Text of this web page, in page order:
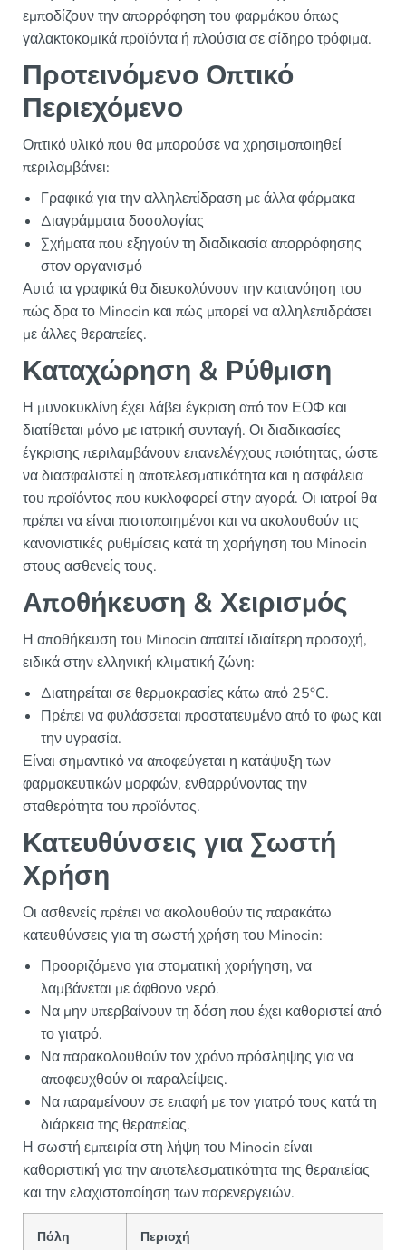
εμποδίζουν την απορρόφηση του φαρμάκου όπως
γαλακτοκομικά προϊόντα ή πλούσια σε σίδηρο τρόφιμα.
Προτεινόμενο Οπτικό
Περιεχόμενο
Οπτικό υλικό που θα μπορούσε να χρησιμοποιηθεί
περιλαμβάνει:
Γραφικά για την αλληλεπίδραση με άλλα φάρμακα
Διαγράμματα δοσολογίας
Σχήματα που εξηγούν τη διαδικασία απορρόφησης
στον οργανισμό
Αυτά τα γραφικά θα διευκολύνουν την κατανόηση του
πώς δρα το Minocin και πώς μπορεί να αλληλεπιδράσει
με άλλες θεραπείες.
Καταχώρηση & Ρύθμιση
Η μυνοκυκλίνη έχει λάβει έγκριση από τον ΕΟΦ και
διατίθεται μόνο με ιατρική συνταγή. Οι διαδικασίες
έγκρισης περιλαμβάνουν επανελέγχους ποιότητας, ώστε
να διασφαλιστεί η αποτελεσματικότητα και η ασφάλεια
του προϊόντος που κυκλοφορεί στην αγορά. Οι ιατροί θα
πρέπει να είναι πιστοποιημένοι και να ακολουθούν τις
κανονιστικές ρυθμίσεις κατά τη χορήγηση του Minocin
στους ασθενείς τους.
Αποθήκευση & Χειρισμός
Η αποθήκευση του Minocin απαιτεί ιδιαίτερη προσοχή,
ειδικά στην ελληνική κλιματική ζώνη:
Διατηρείται σε θερμοκρασίες κάτω από 25°C.
Πρέπει να φυλάσσεται προστατευμένο από το φως και
την υγρασία.
Είναι σημαντικό να αποφεύγεται η κατάψυξη των
φαρμακευτικών μορφών, ενθαρρύνοντας την
σταθερότητα του προϊόντος.
Κατευθύνσεις για Σωστή
Χρήση
Οι ασθενείς πρέπει να ακολουθούν τις παρακάτω
κατευθύνσεις για τη σωστή χρήση του Minocin:
Προοριζόμενο για στοματική χορήγηση, να
λαμβάνεται με άφθονο νερό.
Να μην υπερβαίνουν τη δόση που έχει καθοριστεί από
το γιατρό.
Να παρακολουθούν τον χρόνο πρόσληψης για να
αποφευχθούν οι παραλείψεις.
Να παραμείνουν σε επαφή με τον γιατρό τους κατά τη
διάρκεια της θεραπείας.
Η σωστή εμπειρία στη λήψη του Minocin είναι
καθοριστική για την αποτελεσματικότητα της θεραπείας
και την ελαχιστοποίηση των παρενεργειών.
Πόλη Περιοχή